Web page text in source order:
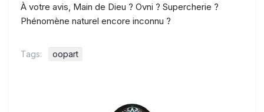
À votre avis, Main de Dieu ? Ovni ? Supercherie ?
Phénomène naturel encore inconnu ?
Tags: oopart